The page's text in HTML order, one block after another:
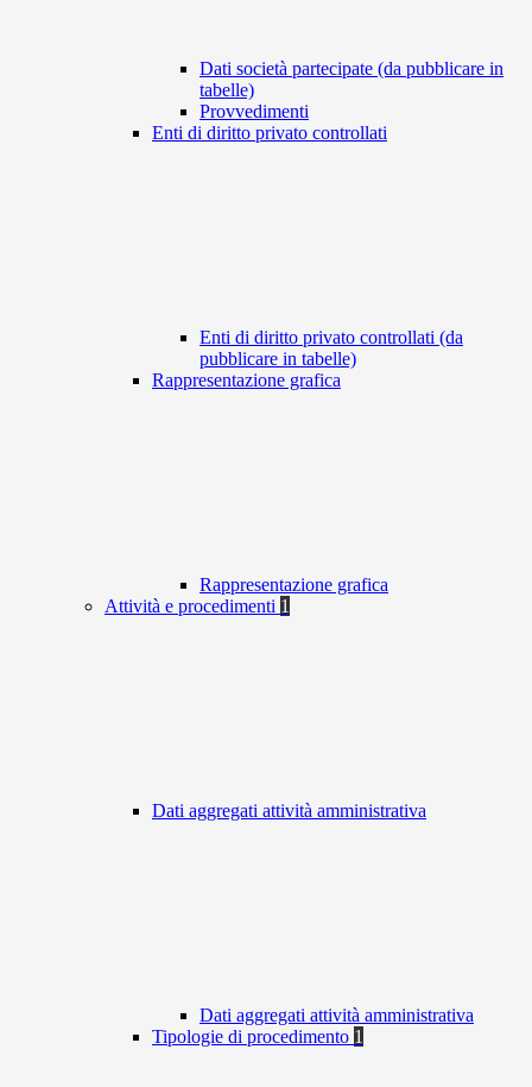
Dati società partecipate (da pubblicare in
tabelle)
Provvedimenti
Enti di diritto privato controllati
Enti di diritto privato controllati (da
pubblicare in tabelle)
Rappresentazione grafica
Rappresentazione grafica
Attività e procedimenti 1
Dati aggregati attività amministrativa
Dati aggregati attività amministrativa
Tipologie di procedimento 1